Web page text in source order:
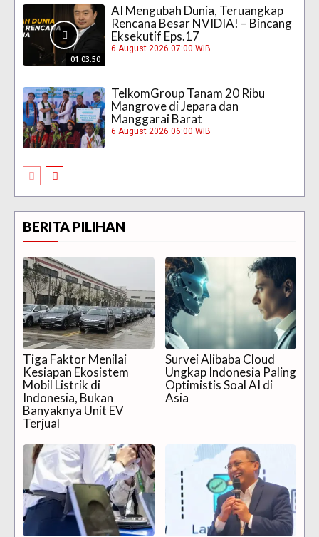
01:03:50
AI Mengubah Dunia, Teruangkap
Rencana Besar NVIDIA! – Bincang
Eksekutif Eps.17
6 August 2026 07:00 WIB
TelkomGroup Tanam 20 Ribu
Mangrove di Jepara dan
Manggarai Barat
6 August 2026 06:00 WIB
BERITA PILIHAN
Tiga Faktor Menilai
Kesiapan Ekosistem
Mobil Listrik di
Indonesia, Bukan
Banyaknya Unit EV
Terjual
Survei Alibaba Cloud
Ungkap Indonesia Paling
Optimistis Soal AI di
Asia